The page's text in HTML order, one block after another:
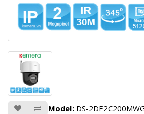
Model: DS-